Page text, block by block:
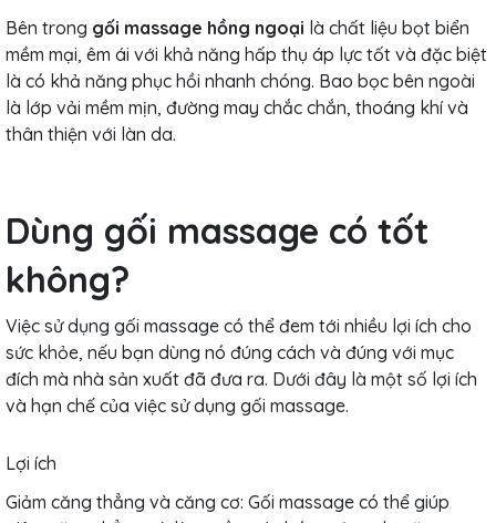
Bên trong gối massage hồng ngoại là chất liệu bọt biển
mềm mại, êm ái với khả năng hấp thụ áp lực tốt và đặc biệt
là có khả năng phục hồi nhanh chóng. Bao bọc bên ngoài
là lớp vải mềm mịn, đường may chắc chắn, thoáng khí và
thân thiện với làn da.
Dùng gối massage có tốt
không?
Việc sử dụng gối massage có thể đem tới nhiều lợi ích cho
sức khỏe, nếu bạn dùng nó đúng cách và đúng với mục
đích mà nhà sản xuất đã đưa ra. Dưới đây là một số lợi ích
và hạn chế của việc sử dụng gối massage.
Lợi ích
Giảm căng thẳng và căng cơ: Gối massage có thể giúp